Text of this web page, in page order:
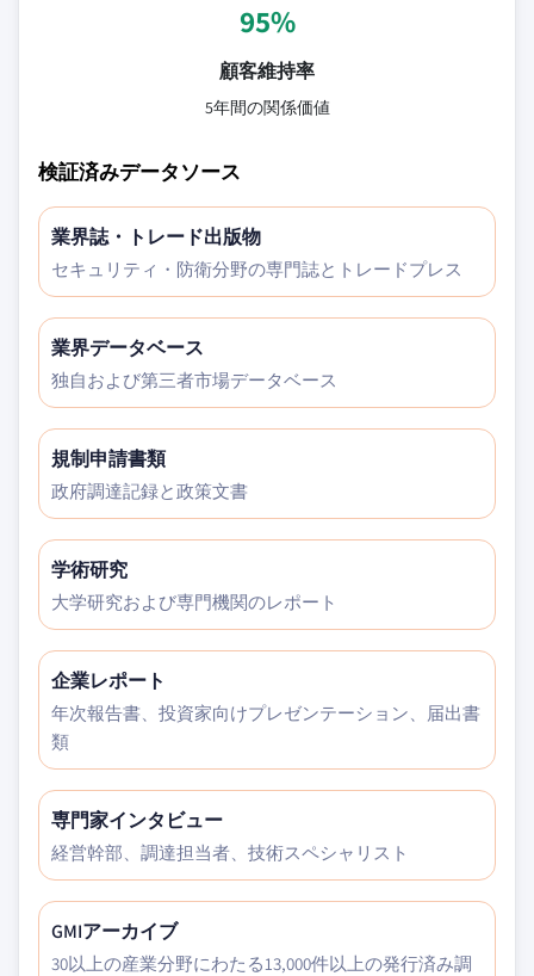
95%
顧客維持率
5年間の関係価値
検証済みデータソース
業界誌・トレード出版物
セキュリティ・防衛分野の専門誌とトレードプレス
業界データベース
独自および第三者市場データベース
規制申請書類
政府調達記録と政策文書
学術研究
大学研究および専門機関のレポート
企業レポート
年次報告書、投資家向けプレゼンテーション、届出書
類
専門家インタビュー
経営幹部、調達担当者、技術スペシャリスト
GMIアーカイブ
30以上の産業分野にわたる13,000件以上の発行済み調